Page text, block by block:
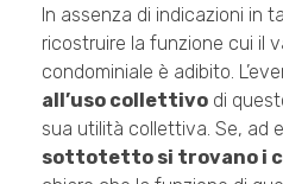
In assenza di indicazioni in
ricostruire la funzione cui il
condominiale è adibito.
all’uso collettivo di
sua utilità collettiva. Se, ad
sottotetto si trovano i